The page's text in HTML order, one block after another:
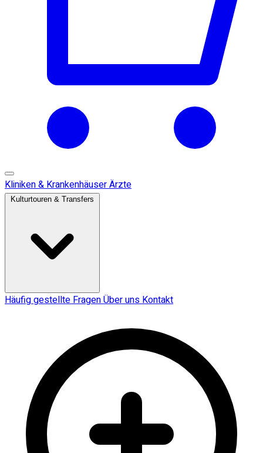
Kliniken & KrankenhäuserÄrzte
Kulturtouren & Transfers
Häufig gestellte FragenÜber unsKontakt